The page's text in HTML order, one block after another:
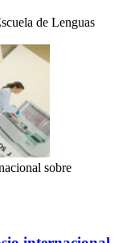
de Lenguas
sobre